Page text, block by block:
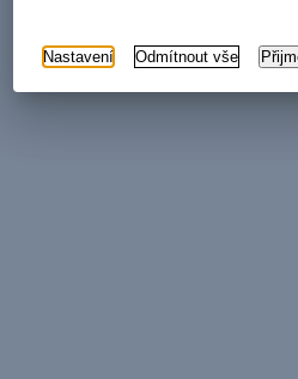
Nastavení Odmítnout vše